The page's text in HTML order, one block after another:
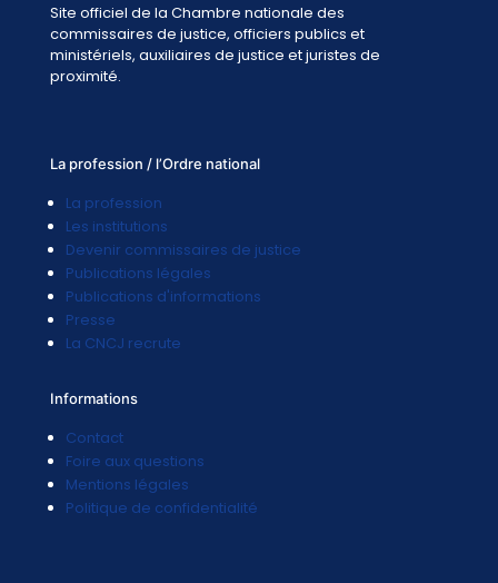
Site officiel de la Chambre nationale des
commissaires de justice, officiers publics et
ministériels, auxiliaires de justice et juristes de
proximité.
La profession / l’Ordre national
La profession
Les institutions
Devenir commissaires de justice
Publications légales
Publications d'informations
Presse
La CNCJ recrute
Informations
Contact
Foire aux questions
Mentions légales
Politique de confidentialité